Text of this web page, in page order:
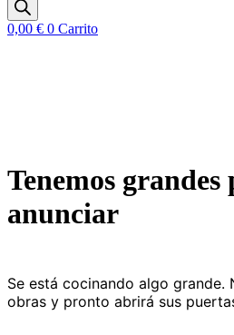
0,00 € 0 Carrito
Tenemos
anunciar
Se está cocinando algo grande.
obras y pronto abrirá sus